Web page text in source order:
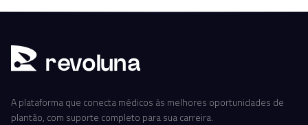
revoluna
A plataforma que conecta médicos às melhores oportunidades de
plantão, com suporte completo para sua carreira.